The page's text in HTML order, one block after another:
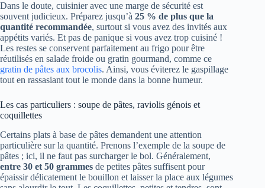
Dans le doute, cuisinier avec une marge de sécurité est
souvent judicieux. Préparez jusqu’à 25 % de plus que la
quantité recommandée, surtout si vous avez des invités aux
appétits variés. Et pas de panique si vous avez trop cuisiné !
Les restes se conservent parfaitement au frigo pour être
réutilisés en salade froide ou gratin gourmand, comme ce
gratin de pâtes aux brocolis. Ainsi, vous éviterez le gaspillage
tout en rassasiant tout le monde dans la bonne humeur.
Les cas particuliers : soupe de pâtes, raviolis génois et
coquillettes
Certains plats à base de pâtes demandent une attention
particulière sur la quantité. Prenons l’exemple de la soupe de
pâtes ; ici, il ne faut pas surcharger le bol. Généralement,
entre 30 et 50 grammes de petites pâtes suffisent pour
épaissir délicatement le bouillon et laisser la place aux légumes